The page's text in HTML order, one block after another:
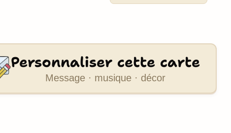
Personnaliser cette carte
Message · musique · décor